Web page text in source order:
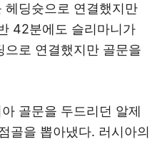
헤딩슛으로 연결했지만
42분에도 슬리마니가
으로 연결했지만 골문을
골문을 두드리던 알제
골을 뽑아냈다. 러시아의